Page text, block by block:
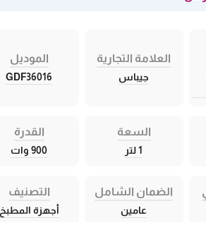
العلامة التجارية
جيباس
الموديل
GDF36016
السعة
1 لتر
القدرة
900 وات
الضمان الشامل
عامين
التصنيف
أجهزة المطبخ